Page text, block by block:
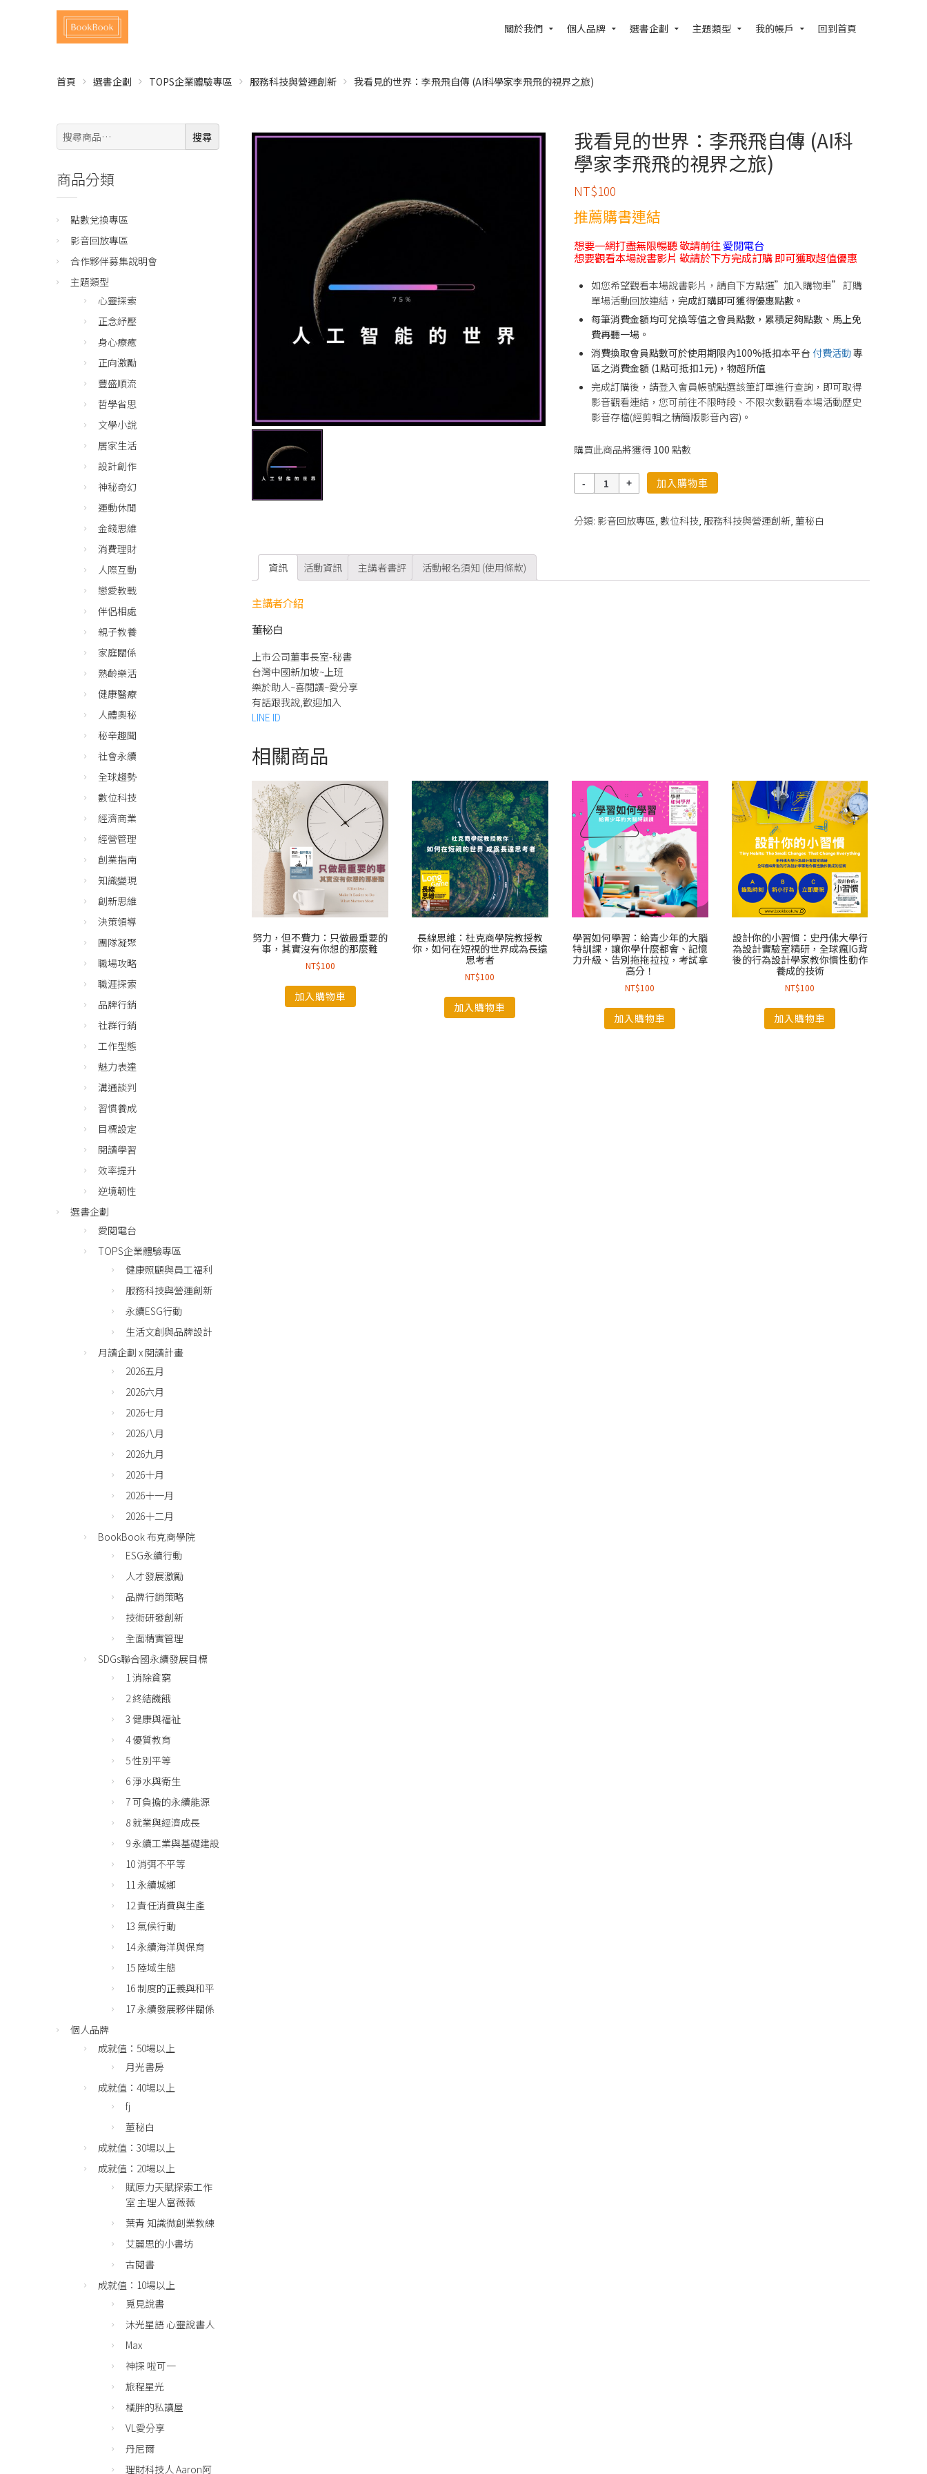
關於我們 個人品牌 選書企劃 主題類型 我的帳戶 回到首頁
首頁 選書企劃 TOPS企業體驗專區 服務科技與營運創新 我看見的世界：李飛飛自傳 (AI科學家李飛飛的視界之旅)
我看見的世界：李飛飛自傳 (AI科
學家李飛飛的視界之旅)
NT$100
推薦購書連結
想要一網打盡無限暢聽 敬請前往 愛閱電台
想要觀看本場說書影片 敬請於下方完成訂購 即可獲取超值優惠
如您希望觀看本場說書影片，請自下方點選”加入購物車” 訂購
單場活動回放連結， 完成訂購即可獲得優惠點數。
每筆消費金額均可兌換等值之會員點數，累積足夠點數、馬上免
費再聽一場。
消費換取會員點數可於使用期限內100%抵扣本平台 付費活動專
區之消費金額 (1點可抵扣1元)，物超所值
完成訂購後，請登入會員帳號點選該筆訂單進行查詢，即可取得
影音觀看連結，您可前往不限時段、不限次數觀看本場活動歷史
影音存檔(經剪輯之精簡版影音內容)。
購買此商品將獲得 100 點數
量
加入購物車
分類: 影音回放專區, 數位科技, 服務科技與營運創新, 董秘白
資訊 活動資訊 主講者書評 活動報名須知 (使用條款)
主講者介紹
董秘白
上市公司董事長室-秘書
台灣中國新加坡~上班
樂於助人~喜閱讀~愛分享
有話跟我說,歡迎加入
LINE ID
相關商品
努力，但不費力：只做最重要的
事，其實沒有你想的那麼難
NT$100
加入購物車
長線思維：杜克商學院教授教
你，如何在短視的世界成為長遠
思考者
NT$100
加入購物車
學習如何學習：給青少年的大腦
特訓課，讓你學什麼都會、記憶
力升級、告別拖拖拉拉，考試拿
高分！
NT$100
加入購物車
設計你的小習慣：史丹佛大學行
為設計實驗室精研，全球瘋IG背
後的行為設計學家教你慣性動作
養成的技術
NT$100
加入購物車
搜
尋:
搜尋
商品分類
點數兌換專區
影音回放專區
合作夥伴募集說明會
主題類型
心靈探索
正念紓壓
身心療癒
正向激勵
豐盛順流
哲學省思
文學小說
居家生活
設計創作
神秘奇幻
運動休閒
金錢思維
消費理財
人際互動
戀愛教戰
伴侶相處
親子教養
家庭關係
熟齡樂活
健康醫療
人體奧秘
秘辛趣聞
社會永續
全球趨勢
數位科技
經濟商業
經營管理
創業指南
知識變現
創新思維
決策領導
團隊凝聚
職場攻略
職涯探索
品牌行銷
社群行銷
工作型態
魅力表達
溝通談判
習慣養成
目標設定
閱讀學習
效率提升
逆境韌性
選書企劃
愛閱電台
TOPS企業體驗專區
健康照顧與員工福利
服務科技與營運創新
永續ESG行動
生活文創與品牌設計
月讀企劃 x 閱讀計畫
2026五月
2026六月
2026七月
2026八月
2026九月
2026十月
2026十一月
2026十二月
BookBook 布克商學院
ESG永續行動
人才發展激勵
品牌行銷策略
技術研發創新
全面精實管理
SDGs聯合國永續發展目標
1 消除貧窮
2 終結饑餓
3 健康與福祉
4 優質教育
5 性別平等
6 淨水與衛生
7 可負擔的永續能源
8 就業與經濟成長
9 永續工業與基礎建設
10 消弭不平等
11 永續城鄉
12 責任消費與生產
13 氣候行動
14 永續海洋與保育
15 陸域生態
16 制度的正義與和平
17 永續發展夥伴關係
個人品牌
成就值：50場以上
月光書房
成就值：40場以上
fj
董秘白
成就值：30場以上
成就值：20場以上
賦原力天賦探索工作
室 主理人富薇薇
葉青 知識微創業教練
艾麗思的小書坊
古閱書
成就值：10場以上
覓見說書
沐光星語 心靈說書人
Max
神探 啦可一
旅程星光
橘胖的私讀屋
VL愛分享
丹尼爾
理財科技人 Aaron阿